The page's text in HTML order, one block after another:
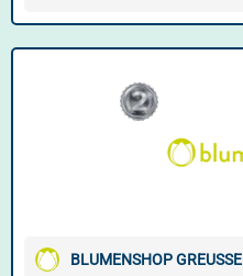
BLUMENSHOP GREUSSEN